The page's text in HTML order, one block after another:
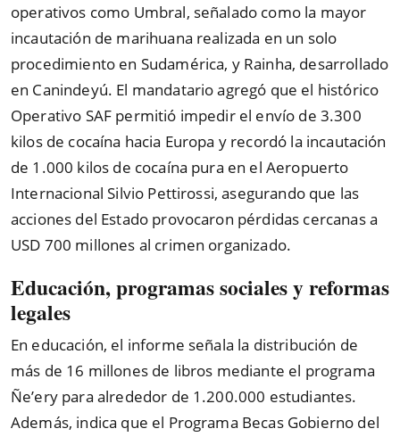
operativos como Umbral, señalado como la mayor
incautación de marihuana realizada en un solo
procedimiento en Sudamérica, y Rainha, desarrollado
en Canindeyú. El mandatario agregó que el histórico
Operativo SAF permitió impedir el envío de 3.300
kilos de cocaína hacia Europa y recordó la incautación
de 1.000 kilos de cocaína pura en el Aeropuerto
Internacional Silvio Pettirossi, asegurando que las
acciones del Estado provocaron pérdidas cercanas a
USD 700 millones al crimen organizado.
Educación, programas sociales y reformas
legales
En educación, el informe señala la distribución de
más de 16 millones de libros mediante el programa
Ñe’ery para alrededor de 1.200.000 estudiantes.
Además, indica que el Programa Becas Gobierno del